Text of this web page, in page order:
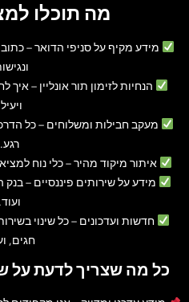
מה תוכלו
מידע מקיף על סניפי הדואר–
הנחיות לזימון תור אונליין – איך
מעקב חבילות ומשלוחים – כל
רגע.
איתור מיקוד מהיר– כלי נוח
מידע על שירותים פיננסיים – בנק
ועוד.
חדשות ועדכונים – כל שינוי
חגים,
כל מה שצריך לדעת על